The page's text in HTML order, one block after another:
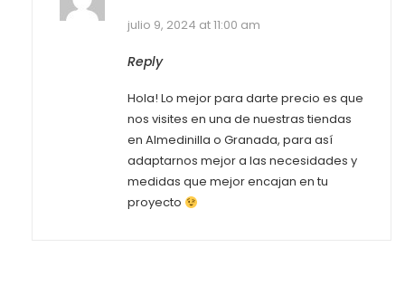
julio 9, 2024 at 11:00 am
Reply
Hola! Lo mejor para darte precio es que
nos visites en una de nuestras tiendas
en Almedinilla o Granada, para así
adaptarnos mejor a las necesidades y
medidas que mejor encajan en tu
proyecto